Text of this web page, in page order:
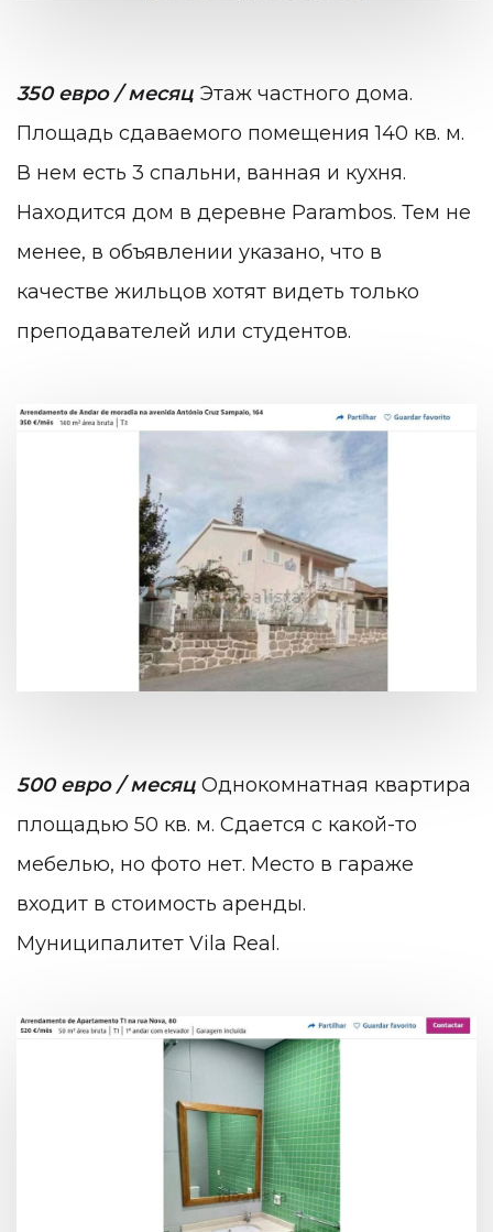
350 евро / месяц Этаж частного дома.
Площадь сдаваемого помещения 140 кв. м.
В нем есть 3 спальни, ванная и кухня.
Находится дом в деревне Parambos. Тем не
менее, в объявлении указано, что в
качестве жильцов хотят видеть только
преподавателей или студентов.
500 евро / месяц Однокомнатная квартира
площадью 50 кв. м. Сдается с какой-то
мебелью, но фото нет. Место в гараже
входит в стоимость аренды.
Муниципалитет Vila Real.